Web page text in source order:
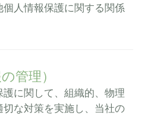
人情報保護に関する関係
管理）
に関して、組織的、物理
な対策を実施し、当社の